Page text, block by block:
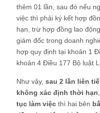
thêm 01 lần, sau đó nếu
việc thì phải ký kết hợp
hạn, trừ hợp đồng lao
giám đốc trong doanh
hợp quy định tại khoản 1
khoản 4 Điều 177 Bộ luật
Như vậy, sau 2 lần liên
không xác định thời hạn
tục làm việc thì hai bên